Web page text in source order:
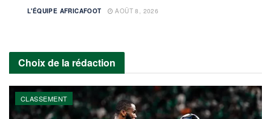
L'ÉQUIPE AFRICAFOOT AOÛT 8, 2026
Choix de la rédaction
CLASSEMENT